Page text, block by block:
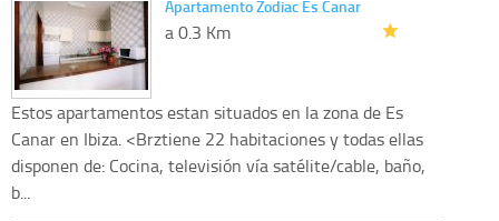
Apartamento Zodiac Es Canar
a 0.3 Km
Estos apartamentos estan situados en la zona de Es
Canar en Ibiza. <Brztiene 22 habitaciones y todas ellas
disponen de: Cocina, televisión vía satélite/cable, baño,
b...